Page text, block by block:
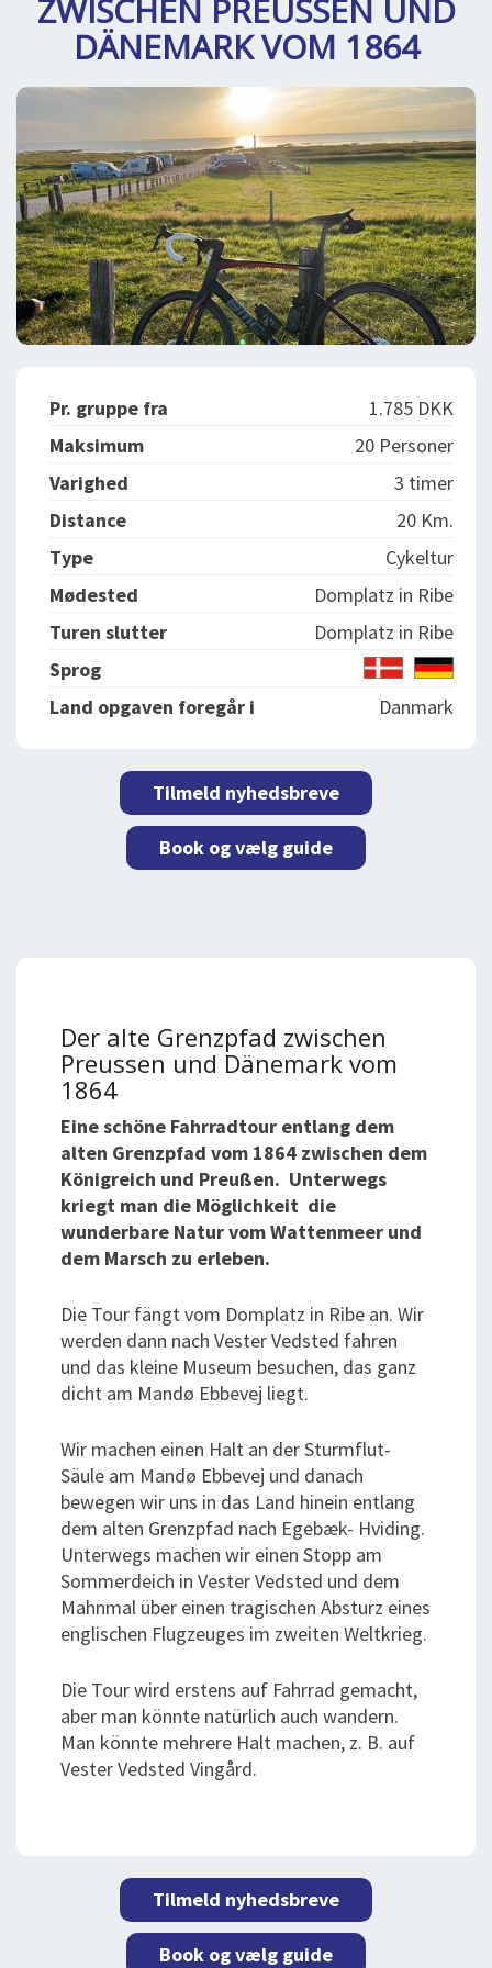
BOOKING
OM OS
ZWISCHEN PREUSSEN UND
DÄNEMARK VOM 1864
Pr. gruppe fra
1.785 DKK
Maksimum
20 Personer
Varighed
3 timer
Distance
20 Km.
Type
Cykeltur
Mødested
Domplatz in Ribe
Turen slutter
Domplatz in Ribe
Sprog
Land opgaven foregår i
Danmark
Tilmeld nyhedsbreve
Book og vælg guide
Der alte Grenzpfad zwischen
Preussen und Dänemark vom
1864
Eine schöne Fahrradtour entlang dem
alten Grenzpfad vom 1864 zwischen dem
Königreich und Preußen. Unterwegs
kriegt man die Möglichkeit die
wunderbare Natur vom Wattenmeer und
dem Marsch zu erleben.
Die Tour fängt vom Domplatz in Ribe an. Wir
werden dann nach Vester Vedsted fahren
und das kleine Museum besuchen, das ganz
dicht am Mandø Ebbevej liegt.
Wir machen einen Halt an der Sturmflut-
Säule am Mandø Ebbevej und danach
bewegen wir uns in das Land hinein entlang
dem alten Grenzpfad nach Egebæk- Hviding.
Unterwegs machen wir einen Stopp am
Sommerdeich in Vester Vedsted und dem
Mahnmal über einen tragischen Absturz eines
englischen Flugzeuges im zweiten Weltkrieg.
Die Tour wird erstens auf Fahrrad gemacht,
aber man könnte natürlich auch wandern.
Man könnte mehrere Halt machen, z. B. auf
Vester Vedsted Vingård.
Tilmeld nyhedsbreve
Book og vælg guide